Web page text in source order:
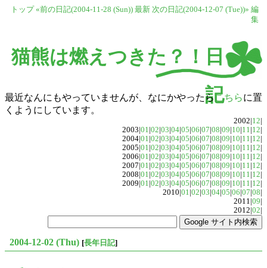
トップ «前の日記(2004-11-28 (Sun)) 最新 次の日記(2004-12-07 (Tue))» 編
集
猫熊は燃えつきた？！日
記
最近なんにもやっていませんが、なにかやったら こちらに置
くようにしています。
2002|12|
2003|01|02|03|04|05|06|07|08|09|10|11|12|
2004|01|02|03|04|05|06|07|08|09|10|11|12|
2005|01|02|03|04|05|06|07|08|09|10|11|12|
2006|01|02|03|04|05|06|07|08|09|10|11|12|
2007|01|02|03|04|05|06|07|08|09|10|11|12|
2008|01|02|03|04|05|06|07|08|09|10|11|12|
2009|01|02|03|04|05|06|07|08|09|10|11|12|
2010|01|02|03|04|05|06|07|08|
2011|09|
2012|02|
2004-12-02 (Thu) [長年日記]